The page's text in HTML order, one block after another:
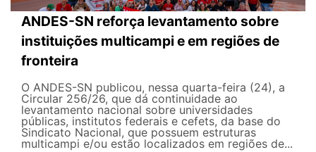
ANDES-SN reforça levantamento sobre
instituições multicampi e em regiões de
fronteira
O ANDES-SN publicou, nessa quarta-feira (24), a
Circular 256/26, que dá continuidade ao
levantamento nacional sobre universidades
públicas, institutos federais e cefets, da base do
Sindicato Nacional, que possuem estruturas
multicampi e/ou estão localizados em regiões de...